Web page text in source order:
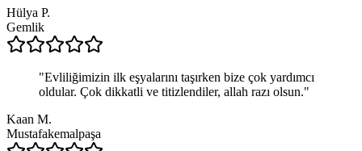
Hülya P.
Gemlik
"Evliliğimizin ilk eşyalarını taşırken bize çok yardımcı
oldular. Çok dikkatli ve titizlendiler, allah razı olsun."
Kaan M.
Mustafakemalpaşa